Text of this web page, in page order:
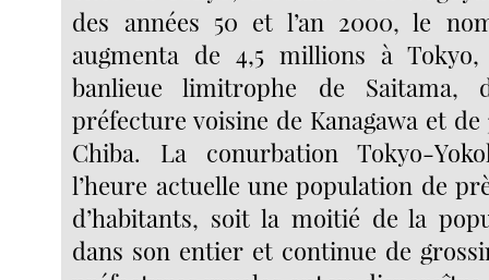
des années 50 et l’an 2000, le
augmenta de 4,5 millions à
banlieue limitrophe de Saitama,
préfecture voisine de Kanagawa et de
Chiba. La conurbation Tokyo-
l’heure actuelle une population de
d’habitants, soit la moitié de la
dans son entier et continue de